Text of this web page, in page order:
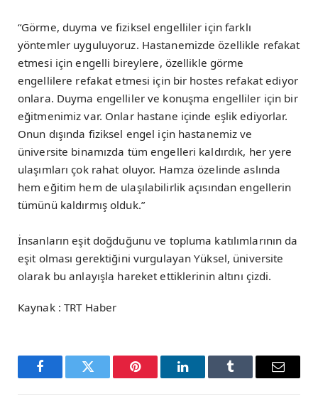
“Görme, duyma ve fiziksel engelliler için farklı
yöntemler uyguluyoruz. Hastanemizde özellikle refakat
etmesi için engelli bireylere, özellikle görme
engellilere refakat etmesi için bir hostes refakat ediyor
onlara. Duyma engelliler ve konuşma engelliler için bir
eğitmenimiz var. Onlar hastane içinde eşlik ediyorlar.
Onun dışında fiziksel engel için hastanemiz ve
üniversite binamızda tüm engelleri kaldırdık, her yere
ulaşımları çok rahat oluyor. Hamza özelinde aslında
hem eğitim hem de ulaşılabilirlik açısından engellerin
tümünü kaldırmış olduk.”
İnsanların eşit doğduğunu ve topluma katılımlarının da
eşit olması gerektiğini vurgulayan Yüksel, üniversite
olarak bu anlayışla hareket ettiklerinin altını çizdi.
Kaynak : TRT Haber
FacebookTwitter Pinterest LinkedInTumblr Email